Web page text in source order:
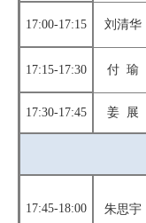
17:00-17:15 刘清华
17:15-17:30 付 瑜
1 7:30-17:45 姜 展
1 7:45-18:00 朱思宇